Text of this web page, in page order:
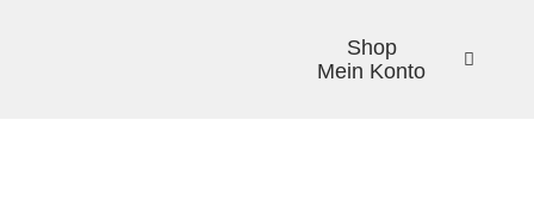
Shop
Mein Konto